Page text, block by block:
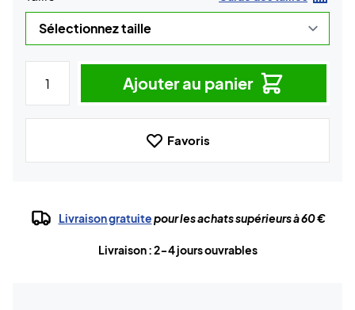
Ajouter au panier
Favoris
Livraison gratuitepour les achats supérieurs à 60 €
Livraison : 2-4 jours ouvrables